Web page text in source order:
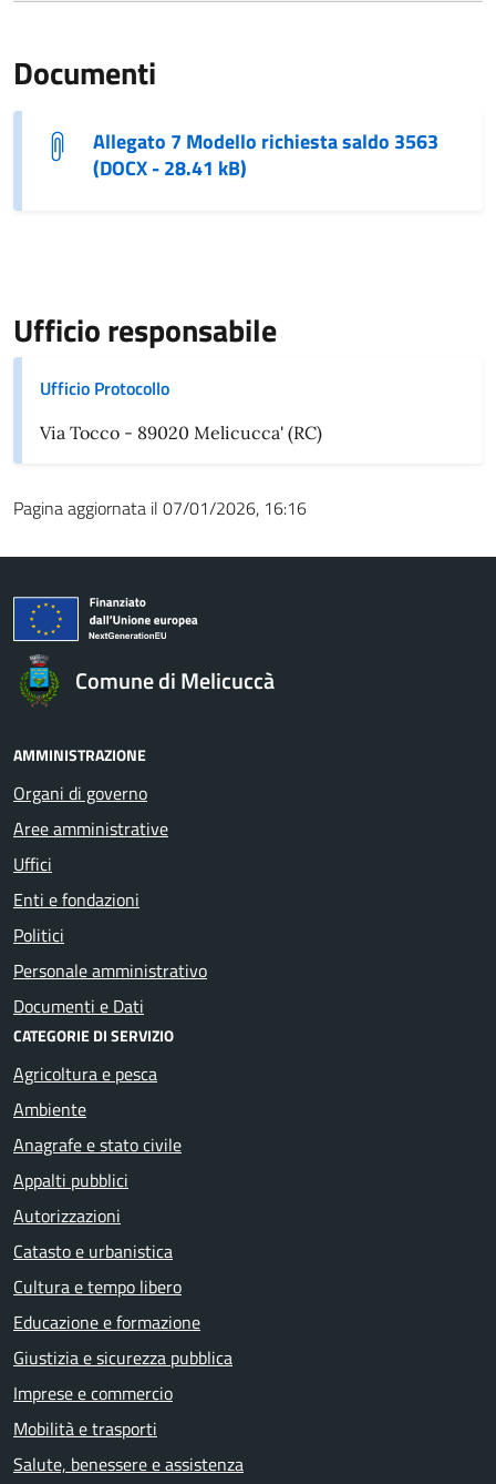
Documenti
Allegato 7 Modello richiesta saldo 3563
(DOCX - 28.41 kB)
Ufficio responsabile
Ufficio Protocollo
Via Tocco - 89020 Melicucca' (RC)
Pagina aggiornata il 07/01/2026, 16:16
Comune di Melicuccà
AMMINISTRAZIONE
Organi di governo
Aree amministrative
Uffici
Enti e fondazioni
Politici
Personale amministrativo
Documenti e Dati
CATEGORIE DI SERVIZIO
Agricoltura e pesca
Ambiente
Anagrafe e stato civile
Appalti pubblici
Autorizzazioni
Catasto e urbanistica
Cultura e tempo libero
Educazione e formazione
Giustizia e sicurezza pubblica
Imprese e commercio
Mobilità e trasporti
Salute, benessere e assistenza